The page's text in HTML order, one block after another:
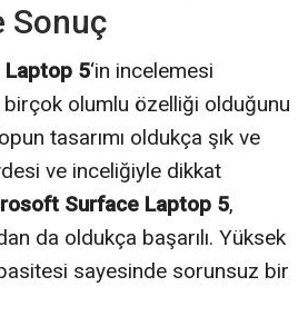
Sonuç
5‘in incelemesi
birçok olumlu özelliği olduğunu
tasarımı oldukça şık ve
ve inceliğiyle dikkat
Surface Laptop 5,
da oldukça başarılı. Yüksek
sayesinde sorunsuz bir